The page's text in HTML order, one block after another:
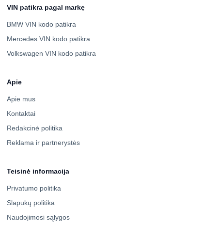
VIN patikra pagal markę
BMW VIN kodo patikra
Mercedes VIN kodo patikra
Volkswagen VIN kodo patikra
Apie
Apie mus
Kontaktai
Redakcinė politika
Reklama ir partnerystės
Teisinė informacija
Privatumo politika
Slapukų politika
Naudojimosi sąlygos